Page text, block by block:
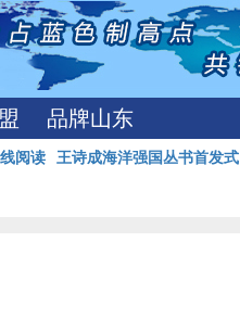
品牌山东
阅读 王诗成海洋强国丛书首发式